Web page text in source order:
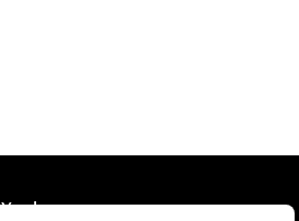
Yardım